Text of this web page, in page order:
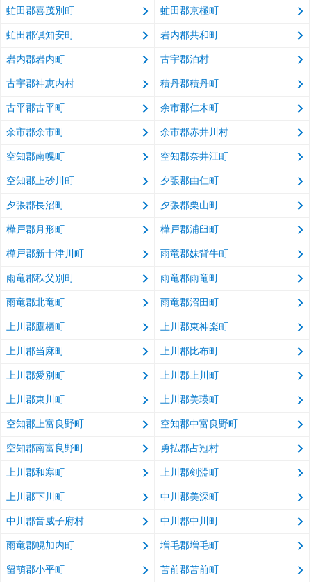
虻田郡喜茂別町 虻田郡京極町
虻田郡倶知安町 岩内郡共和町
岩内郡岩内町 古宇郡泊村
古宇郡神恵内村 積丹郡積丹町
古平郡古平町 余市郡仁木町
余市郡余市町 余市郡赤井川村
空知郡南幌町 空知郡奈井江町
空知郡上砂川町 夕張郡由仁町
夕張郡長沼町 夕張郡栗山町
樺戸郡月形町 樺戸郡浦臼町
樺戸郡新十津川町 雨竜郡妹背牛町
雨竜郡秩父別町 雨竜郡雨竜町
雨竜郡北竜町 雨竜郡沼田町
上川郡鷹栖町 上川郡東神楽町
上川郡当麻町 上川郡比布町
上川郡愛別町 上川郡上川町
上川郡東川町 上川郡美瑛町
空知郡上富良野町 空知郡中富良野町
空知郡南富良野町 勇払郡占冠村
上川郡和寒町 上川郡剣淵町
上川郡下川町 中川郡美深町
中川郡音威子府村 中川郡中川町
雨竜郡幌加内町 増毛郡増毛町
留萌郡小平町 苫前郡苫前町